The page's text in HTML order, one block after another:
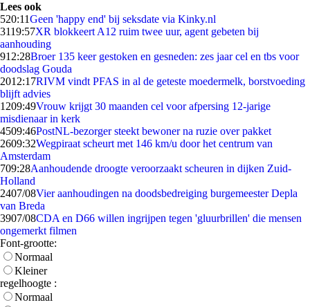
Lees ook
520:11Geen 'happy end' bij seksdate via Kinky.nl
3119:57XR blokkeert A12 ruim twee uur, agent gebeten bij
aanhouding
912:28Broer 135 keer gestoken en gesneden: zes jaar cel en tbs voor
doodslag Gouda
2012:17RIVM vindt PFAS in al de geteste moedermelk, borstvoeding
blijft advies
1209:49Vrouw krijgt 30 maanden cel voor afpersing 12-jarige
misdienaar in kerk
4509:46PostNL-bezorger steekt bewoner na ruzie over pakket
2609:32Wegpiraat scheurt met 146 km/u door het centrum van
Amsterdam
709:28Aanhoudende droogte veroorzaakt scheuren in dijken Zuid-
Holland
2407/08Vier aanhoudingen na doodsbedreiging burgemeester Depla
van Breda
3907/08CDA en D66 willen ingrijpen tegen 'gluurbrillen' die mensen
ongemerkt filmen
Font-grootte:
Normaal
Kleiner
regelhoogte :
Normaal